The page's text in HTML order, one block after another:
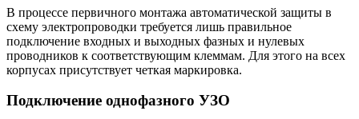
В процессе первичного монтажа автоматической защиты в
схему электропроводки требуется лишь правильное
подключение входных и выходных фазных и нулевых
проводников к соответствующим клеммам. Для этого на всех
корпусах присутствует четкая маркировка.
Подключение однофазного УЗО